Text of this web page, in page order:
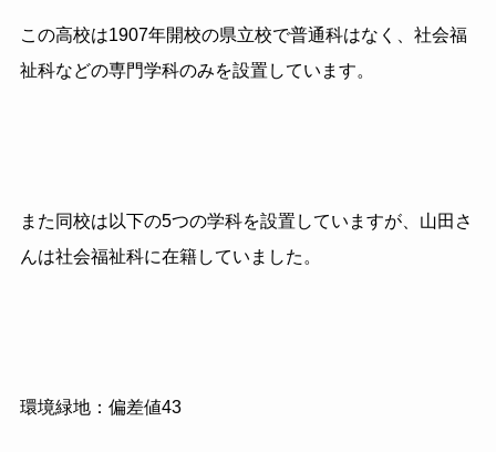
この高校は1907年開校の県立校で普通科はなく、社会福
祉科などの専門学科のみを設置しています。
また同校は以下の5つの学科を設置していますが、山田さ
んは社会福祉科に在籍していました。
環境緑地：偏差値43